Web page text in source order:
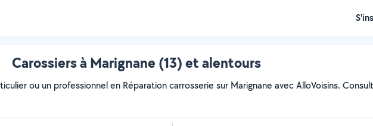
Carossiers à Marignane (13) et alentours
ou un professionnel en Réparation carrosserie sur Marignane avec AlloVoisins.